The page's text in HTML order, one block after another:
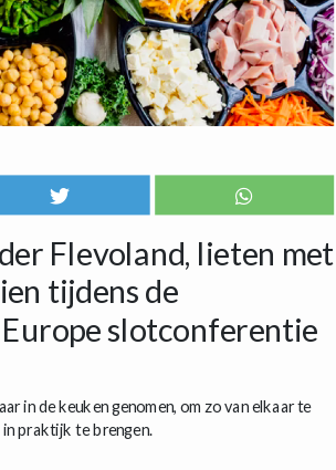
Flevoland, lieten met
tijdens de
slotconferentie
in de keuken genomen, om zo van elkaar te
in praktijk te brengen.